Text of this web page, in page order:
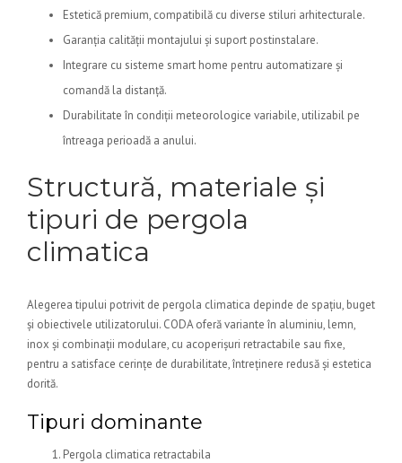
Estetică premium, compatibilă cu diverse stiluri arhitecturale.
Garanția calității montajului și suport postinstalare.
Integrare cu sisteme smart home pentru automatizare și
comandă la distanță.
Durabilitate în condiții meteorologice variabile, utilizabil pe
întreaga perioadă a anului.
Structură, materiale și
tipuri de pergola
climatica
Alegerea tipului potrivit de pergola climatica depinde de spațiu, buget
și obiectivele utilizatorului. CODA oferă variante în aluminiu, lemn,
inox și combinații modulare, cu acoperișuri retractabile sau fixe,
pentru a satisface cerințe de durabilitate, întreținere redusă și estetica
dorită.
Tipuri dominante
Pergola climatica retractabila